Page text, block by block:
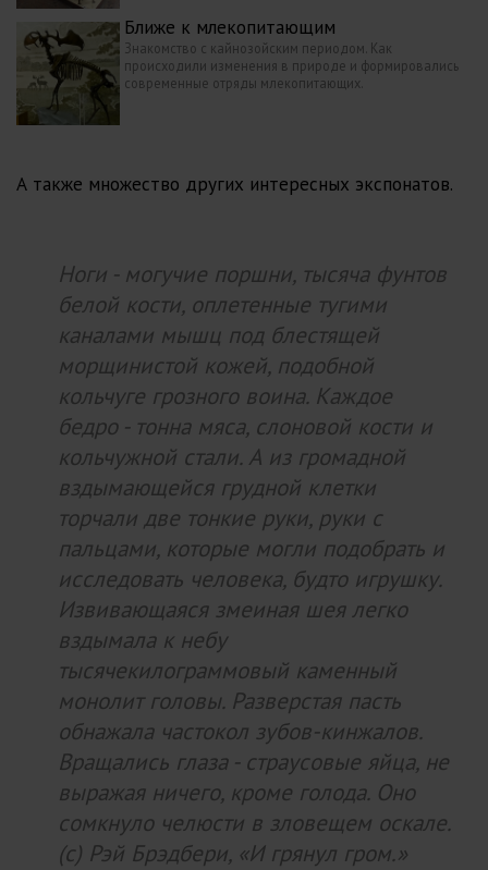
Ближе к млекопитающим
Знакомство с кайнозойским периодом. Как
происходили изменения в природе и формировались
современные отряды млекопитающих.
А также множество других интересных экспонатов.
Ноги - могучие поршни, тысяча фунтов
белой кости, оплетенные тугими
каналами мышц под блестящей
морщинистой кожей, подобной
кольчуге грозного воина. Каждое
бедро - тонна мяса, слоновой кости и
кольчужной стали. А из громадной
вздымающейся грудной клетки
торчали две тонкие руки, руки с
пальцами, которые могли подобрать и
исследовать человека, будто игрушку.
Извивающаяся змеиная шея легко
вздымала к небу
тысячекилограммовый каменный
монолит головы. Разверстая пасть
обнажала частокол зубов-кинжалов.
Вращались глаза - страусовые яйца, не
выражая ничего, кроме голода. Оно
сомкнуло челюсти в зловещем оскале.
(с) Рэй Брэдбери, «И грянул гром.»